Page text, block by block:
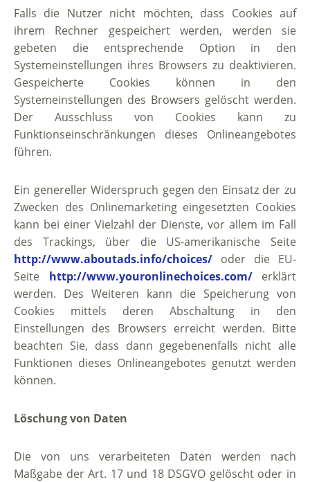
Falls die Nutzer nicht möchten, dass Cookies auf
ihrem Rechner gespeichert werden, werden sie
gebeten die entsprechende Option in den
Systemeinstellungen ihres Browsers zu deaktivieren.
Gespeicherte Cookies können in den
Systemeinstellungen des Browsers gelöscht werden.
Der Ausschluss von Cookies kann zu
Funktionseinschränkungen dieses Onlineangebotes
führen.
Ein genereller Widerspruch gegen den Einsatz der zu
Zwecken des Onlinemarketing eingesetzten Cookies
kann bei einer Vielzahl der Dienste, vor allem im Fall
des Trackings, über die US-amerikanische Seite
http://www.aboutads.info/choices/ oder die EU-
Seite http://www.youronlinechoices.com/erklärt
werden. Des Weiteren kann die Speicherung von
Cookies mittels deren Abschaltung in den
Einstellungen des Browsers erreicht werden. Bitte
beachten Sie, dass dann gegebenenfalls nicht alle
Funktionen dieses Onlineangebotes genutzt werden
können.
Löschung von Daten
Die von uns verarbeiteten Daten werden nach
Maßgabe der Art. 17 und 18 DSGVO gelöscht oder in